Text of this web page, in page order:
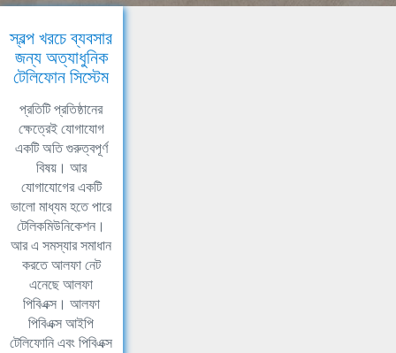
স্বল্প খরচে ব্যবসার
জন্য অত্যাধুনিক
টেলিফোন সিস্টেম
প্রতিটি প্রতিষ্ঠানের
ক্ষেত্রেই যোগাযোগ
একটি অতি গুরুত্বপূর্ণ
বিষয়। আর
যোগাযোগের একটি
ভালো মাধ্যম হতে পারে
টেলিকমিউনিকেশন।
আর এ সমস্যার সমাধান
করতে আলফা নেট
এনেছে আলফা
পিবিএক্স। আলফা
পিবিএক্স আইপি
টেলিফোনি এবং পিবিএক্স